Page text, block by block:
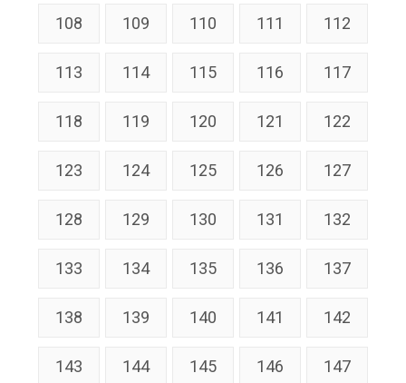
108 109 110 111 112
113 114 115 116 117
118 119 120 121 122
123 124 125 126 127
128 129 130 131 132
133 134 135 136 137
138 139 140 141 142
143 144 145 146 147